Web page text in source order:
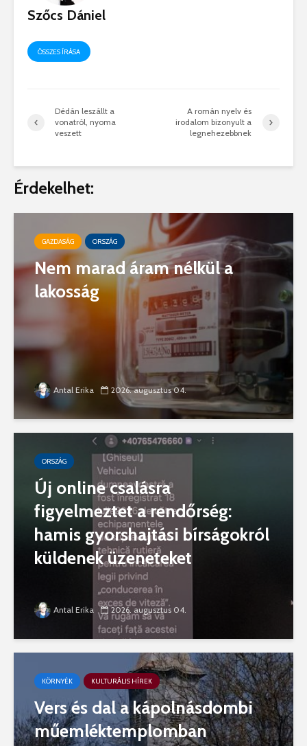
Szőcs Dániel
ÖSSZES ÍRÁSA
Dédán leszállt a
vonatról, nyoma
veszett
A román nyelv és
irodalom bizonyult a
legnehezebbnek
Érdekelhet:
GAZDASÁG ORSZÁG
Nem marad áram nélkül a
lakosság
Antal Erika 2026. augusztus 04.
ORSZÁG
Új online csalásra
figyelmeztet a rendőrség:
hamis gyorshajtási bírságokról
küldenek üzeneteket
Antal Erika 2026. augusztus 04.
KÖRNYÉK KULTURÁLIS HÍREK
Vers és dal a kápolnásdombi
műemléktemplomban